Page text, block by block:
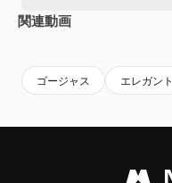
関連動画
ゴージャス エレガント